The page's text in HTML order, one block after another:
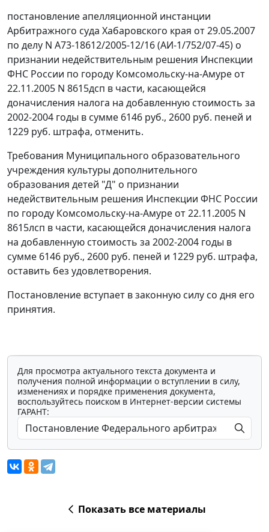
постановление апелляционной инстанции
Арбитражного суда Хабаровского края от 29.05.2007
по делу N А73-18612/2005-12/16 (АИ-1/752/07-45) о
признании недействительным решения Инспекции
ФНС России по городу Комсомольску-на-Амуре от
22.11.2005 N 8615дсп в части, касающейся
доначисления налога на добавленную стоимость за
2002-2004 годы в сумме 6146 руб., 2600 руб. пеней и
1229 руб. штрафа, отменить.
Требования Муниципального образовательного
учреждения культуры дополнительного
образования детей "Д" о признании
недействительным решения Инспекции ФНС России
по городу Комсомольску-на-Амуре от 22.11.2005 N
8615лсп в части, касающейся доначисления налога
на добавленную стоимость за 2002-2004 годы в
сумме 6146 руб., 2600 руб. пеней и 1229 руб. штрафа,
оставить без удовлетворения.
Постановление вступает в законную силу со дня его
принятия.
Для просмотра актуального текста документа и
получения полной информации о вступлении в силу,
изменениях и порядке применения документа,
воспользуйтесь поиском в Интернет-версии системы
ГАРАНТ:
Показать все материалы